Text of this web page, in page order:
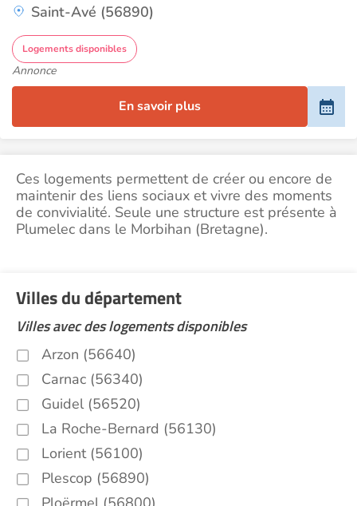
Saint-Avé (56890)
Logements disponibles
Annonce
En savoir plus
Ces logements permettent de créer ou encore de
maintenir des liens sociaux et vivre des moments
de convivialité. Seule une structure est présente à
Plumelec dans le Morbihan (Bretagne).
Villes du département
Villes avec des logements disponibles
Arzon (56640)
Carnac (56340)
Guidel (56520)
La Roche-Bernard (56130)
Lorient (56100)
Plescop (56890)